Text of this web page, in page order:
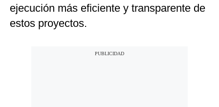
ejecución más eficiente y transparente de
estos proyectos.